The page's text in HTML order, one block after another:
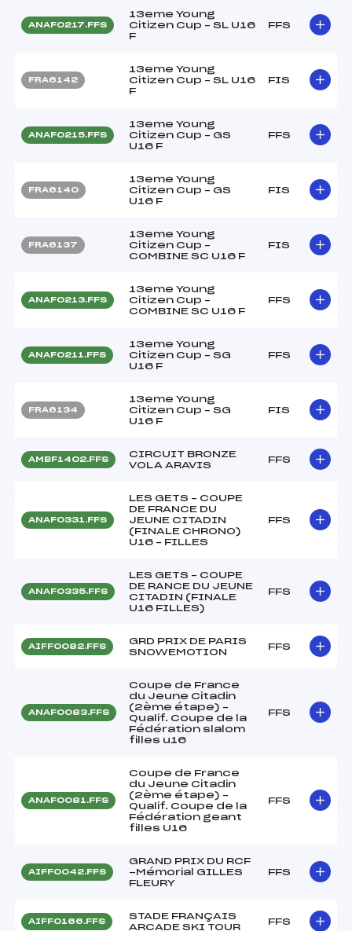
ANAF0217.FFS
13eme Young
Citizen Cup – SL U16
F
FFS
FRA6142
13eme Young
Citizen Cup – SL U16
F
FIS
ANAF0215.FFS
13eme Young
Citizen Cup – GS
U16 F
FFS
FRA6140
13eme Young
Citizen Cup – GS
U16 F
FIS
FRA6137
13eme Young
Citizen Cup –
COMBINE SC U16 F
FIS
ANAF0213.FFS
13eme Young
Citizen Cup –
COMBINE SC U16 F
FFS
ANAF0211.FFS
13eme Young
Citizen Cup – SG
U16 F
FFS
FRA6134
13eme Young
Citizen Cup – SG
U16 F
FIS
AMBF1402.FFS
CIRCUIT BRONZE
VOLA ARAVIS
FFS
ANAF0331.FFS
LES GETS – COUPE
DE FRANCE DU
JEUNE CITADIN
(FINALE CHRONO)
U16 – FILLES
FFS
ANAF0335.FFS
LES GETS – COUPE
DE RANCE DU JEUNE
CITADIN (FINALE
U16 FILLES)
FFS
AIFF0082.FFS
GRD PRIX DE PARIS
SNOWEMOTION
FFS
ANAF0083.FFS
Coupe de France
du Jeune Citadin
(2ème étape) –
Qualif. Coupe de la
Fédération slalom
filles u16
FFS
ANAF0081.FFS
Coupe de France
du Jeune Citadin
(2ème étape) –
Qualif. Coupe de la
Fédération geant
filles U16
FFS
AIFF0042.FFS
GRAND PRIX DU RCF
-Mémorial GILLES
FLEURY
FFS
AIFF0166.FFS
STADE FRANÇAIS
ARCADE SKI TOUR
FFS